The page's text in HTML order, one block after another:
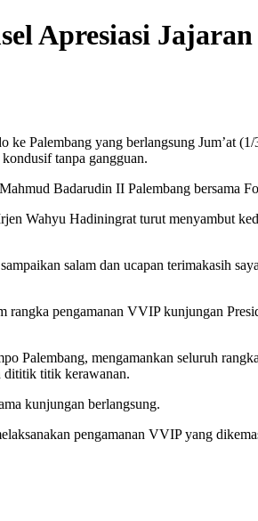
Apresiasi
Palembang yang berlangsung Jum’at (1/
tanpa gangguan.
Badarudin II Palembang bersama
Wahyu Hadiningrat turut menyambut
salam dan ucapan terimakasih
pengamanan VVIP kunjungan
Palembang, mengamankan seluruh
dititik titik kerawanan.
kunjungan berlangsung.
pengamanan VVIP yang